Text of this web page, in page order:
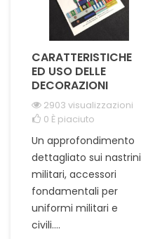
CARATTERISTICHE
ED USO DELLE
DECORAZIONI
2903 visualizzazioni
0 È piaciuto
Un approfondimento
dettagliato sui nastrini
militari, accessori
fondamentali per
uniformi militari e
civili....